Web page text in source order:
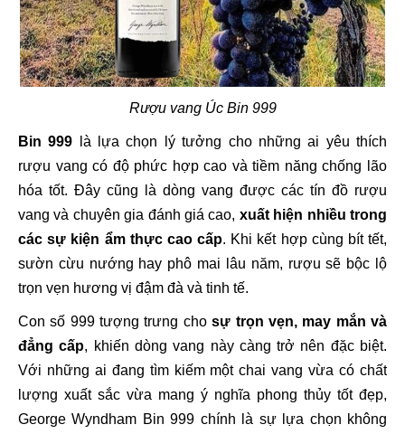
Rượu vang Úc Bin 999
Bin 999 là lựa chọn lý tưởng cho những ai yêu thích
rượu vang có độ phức hợp cao và tiềm năng chống lão
hóa tốt. Đây cũng là dòng vang được các tín đồ rượu
vang và chuyên gia đánh giá cao, xuất hiện nhiều trong
các sự kiện ẩm thực cao cấp. Khi kết hợp cùng bít tết,
sườn cừu nướng hay phô mai lâu năm, rượu sẽ bộc lộ
trọn vẹn hương vị đậm đà và tinh tế.
Con số 999 tượng trưng chosự trọn vẹn, may mắn và
đẳng cấp, khiến dòng vang này càng trở nên đặc biệt.
Với những ai đang tìm kiếm một chai vang vừa có chất
lượng xuất sắc vừa mang ý nghĩa phong thủy tốt đẹp,
George Wyndham Bin 999 chính là sự lựa chọn không